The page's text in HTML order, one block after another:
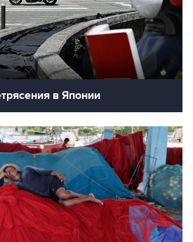
в Японии